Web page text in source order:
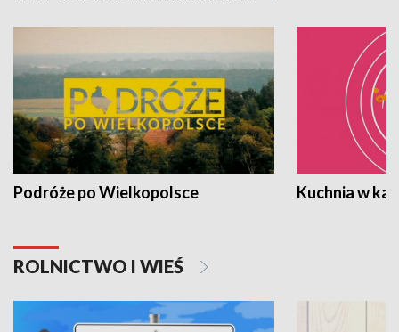
Podróże po Wielkopolsce Kuchnia w
ROLNICTWO I WIEŚ